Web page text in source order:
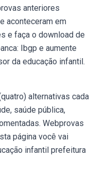
anteriores
aconteceram em
e faça o download de
Ibgp e aumente
da educação infantil.
alternativas cada
saúde pública,
Webprovas
página você vai
infantil prefeitura